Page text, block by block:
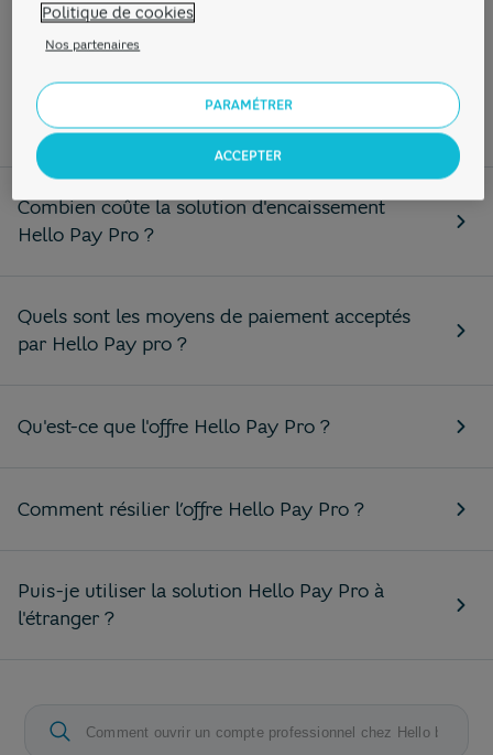
Ces sujets peuvent aussi
vous intéresser...
Combien coûte la solution d'encaissement
Hello Pay Pro ?
Quels sont les moyens de paiement acceptés
par Hello Pay pro ?
Qu'est-ce que l'offre Hello Pay Pro ?
Comment résilier l’offre Hello Pay Pro ?
Puis-je utiliser la solution Hello Pay Pro à
l'étranger ?
Politique de cookies
Nos partenaires
PARAMÉTRER
ACCEPTER